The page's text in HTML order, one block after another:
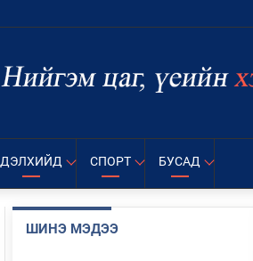
ДЭЛХИЙД СПОРТ БУСАД
ШИНЭ МЭДЭЭ